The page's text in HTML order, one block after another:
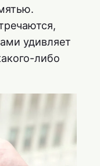
удивляет
либо